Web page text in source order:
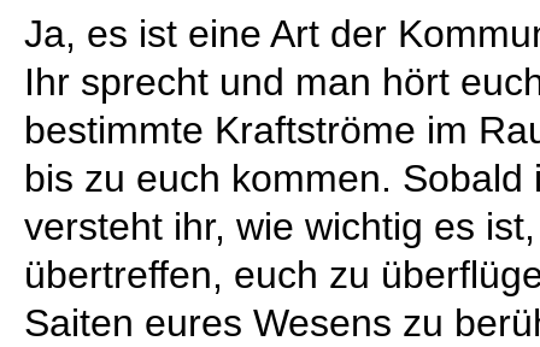
Ja, es ist eine Art der
Ihr sprecht und man hört
bestimmte Kraftströme im
bis zu euch kommen.
versteht ihr, wie wichtig es
übertreffen, euch zu
Saiten eures Wesens zu